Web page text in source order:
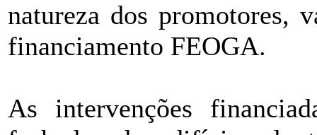
natureza dos promotores,
financiamento FEOGA.
As intervenções